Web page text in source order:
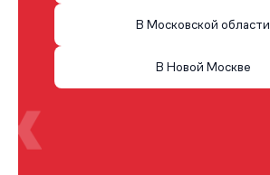
В Московской области
В Новой Москве